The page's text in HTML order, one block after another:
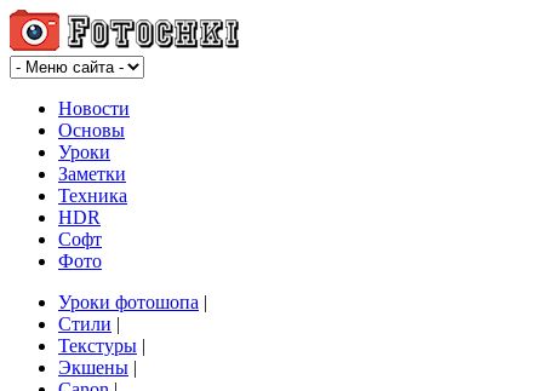
Новости
Основы
Уроки
Заметки
Техника
HDR
Софт
Фото
Уроки фотошопа |
Стили |
Текстуры |
Экшены |